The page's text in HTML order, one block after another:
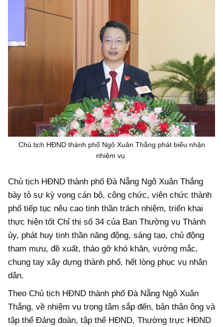
Chủ tịch HĐND thành phố Ngô Xuân Thắng phát biểu nhận
nhiệm vụ.
Chủ tịch HĐND thành phố Đà Nẵng Ngô Xuân Thắng
bày tỏ sự kỳ vọng cán bộ, công chức, viên chức thành
phố tiếp tục nêu cao tinh thần trách nhiệm, triển khai
thực hiện tốt Chỉ thị số 34 của Ban Thường vụ Thành
ủy, phát huy tinh thần năng động, sáng tạo, chủ động
tham mưu, đề xuất, tháo gỡ khó khăn, vướng mắc,
chung tay xây dựng thành phố, hết lòng phục vụ nhân
dân.
Theo Chủ tịch HĐND thành phố Đà Nẵng Ngô Xuân
Thắng, về nhiệm vụ trọng tâm sắp đến, bản thân ông và
tập thể Đảng đoàn, tập thể HĐND, Thường trực HĐND